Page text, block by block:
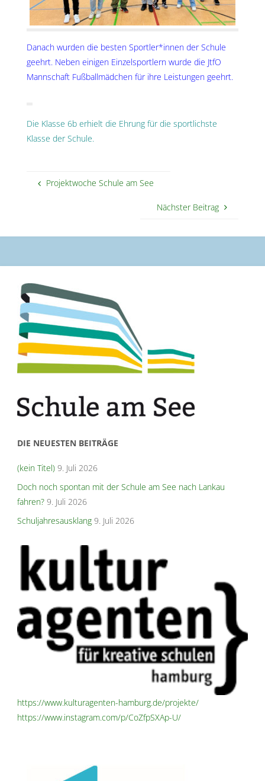
Danach wurden die besten Sportler*innen der Schule
geehrt. Neben einigen Einzelsportlern wurde die JtfO
Mannschaft Fußballmädchen für ihre Leistungen geehrt.
Die Klasse 6b erhielt die Ehrung für die sportlichste
Klasse der Schule.
Projektwoche Schule am See
Nächster Beitrag
DIE NEUESTEN BEITRÄGE
(kein Titel) 9. Juli 2026
Doch noch spontan mit der Schule am See nach Lankau
fahren? 9. Juli 2026
Schuljahresausklang 9. Juli 2026
https://www.kulturagenten-hamburg.de/projekte/
https://www.instagram.com/p/CoZfpSXAp-U/